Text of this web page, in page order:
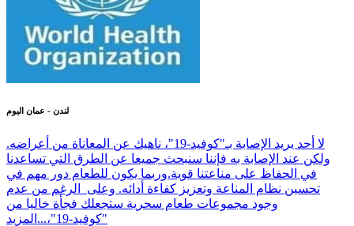
لندن - عمان اليوم
لا أحد يريد الإصابة بـ"كوفيد-19"، ناهيك عن المعاناة من أعراضه.
ولكن عند الإصابة به فإننا سنبحث جميعا عن الطرق التي تساعدنا
في الحفاظ على مناعتنا قوية.وربما يكون للطعام دور مهم في
تحسين نظام المناعة وتعزيز كفاءة أدائه. وعلى الرغم من عدم
وجود مجموعات طعام سحرية ستجعلك فجأة خاليا من
"كوفيد-19"،...
المزيد